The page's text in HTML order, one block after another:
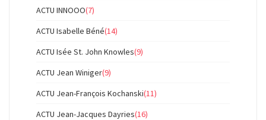
ACTU INNOOO(7)
ACTU Isabelle Béné(14)
ACTU Isée St. John Knowles(9)
ACTU Jean Winiger(9)
ACTU Jean-François Kochanski(11)
ACTU Jean-Jacques Dayries(16)